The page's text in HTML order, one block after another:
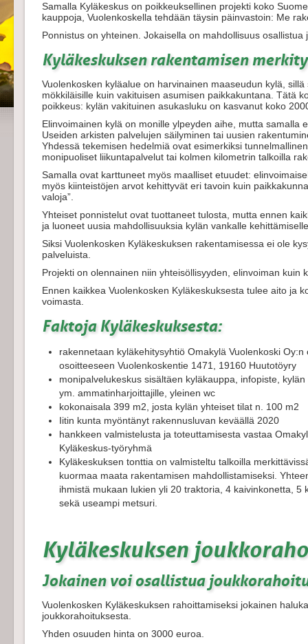
Samalla Kyläkeskus on poikkeuksellinen projekti koko
kauppoja, Vuolenkoskella tehdään täysin päinvastoin: Me
Ponnistus on yhteinen. Jokaisella on mahdollisuus
Kyläkeskuksen rakentamisen
Vuolenkosken kyläalue on harvinainen maaseudun kylä,
mökkiläisille kuin vakituisen asumisen paikkakuntana. Tätä
poikkeus: kylän vakituinen asukasluku on kasvanut koko
Elinvoimainen kylä on monille ylpeyden aihe, mutta samalla
Useiden arkisten palvelujen säilyminen tai uusien
Yhdessä tekemisen hedelmiä ovat esimerkiksi
monipuoliset liikuntapalvelut tai kolmen kilometrin talkoilla
Samalla ovat karttuneet myös maalliset etuudet:
myös kiinteistöjen arvot kehittyvät eri tavoin kuin
valoja”.
Yhteiset ponnistelut ovat tuottaneet tulosta, mutta ennen
ja luoneet uusia mahdollisuuksia kylän vankalle
Siksi Vuolenkosken Kyläkeskuksen rakentamisessa ei ole
palveluista.
Projekti on olennainen niin yhteisöllisyyden, elinvoiman kuin
Ennen kaikkea Vuolenkosken Kyläkeskuksesta tulee aito ja
voimasta.
Faktoja Kyläkeskuksesta:
rakennetaan kyläkehitysyhtiö Omakylä Vuolenkoski
osoitteeseen Vuolenkoskentie 1471, 19160 Huutotöyry
monipalvelukeskus sisältäen kyläkauppa, infopiste,
ym. ammatinharjoittajille, yleinen wc
kokonaisala 399 m2, josta kylän yhteiset tilat n. 100 m2
Iitin kunta myöntänyt rakennusluvan keväällä 2020
hankkeen valmistelusta ja toteuttamisesta vastaa
Kyläkeskus-työryhmä
Kyläkeskuksen tonttia on valmisteltu talkoilla
kuormaa maata rakentamisen mahdollistamiseksi.
ihmistä mukaan lukien yli 20 traktoria, 4 kaivinkonetta,
sekä useampi metsuri.
Kyläkeskuksen
Jokainen voi osallistua
Vuolenkosken Kyläkeskuksen rahoittamiseksi jokainen
joukkorahoituksesta.
Yhden osuuden hinta on 3000 euroa.